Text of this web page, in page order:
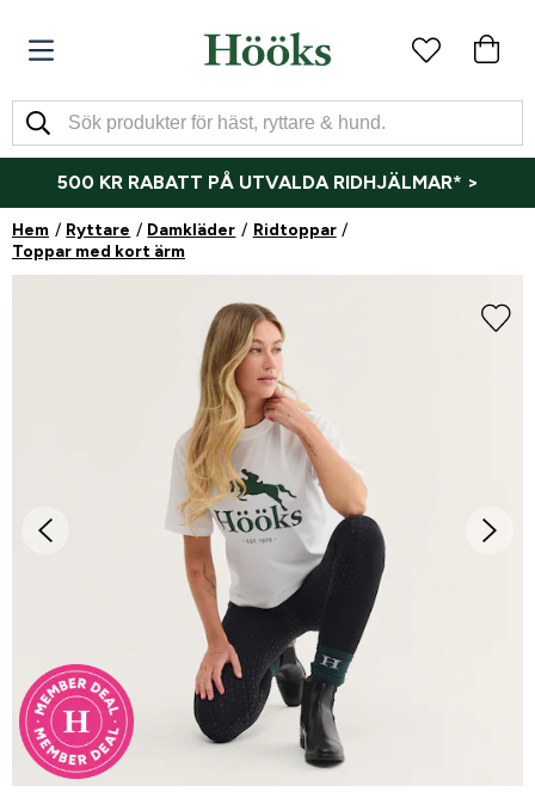
500 KR RABATT PÅ UTVALDA RIDHJÄLMAR* >
Hem Ryttare Damkläder
Ridtoppar
Toppar med kort ärm